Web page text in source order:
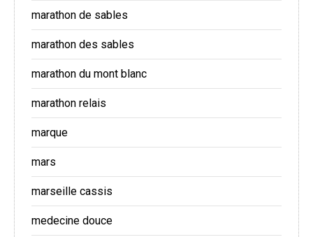
marathon de sables
marathon des sables
marathon du mont blanc
marathon relais
marque
mars
marseille cassis
medecine douce